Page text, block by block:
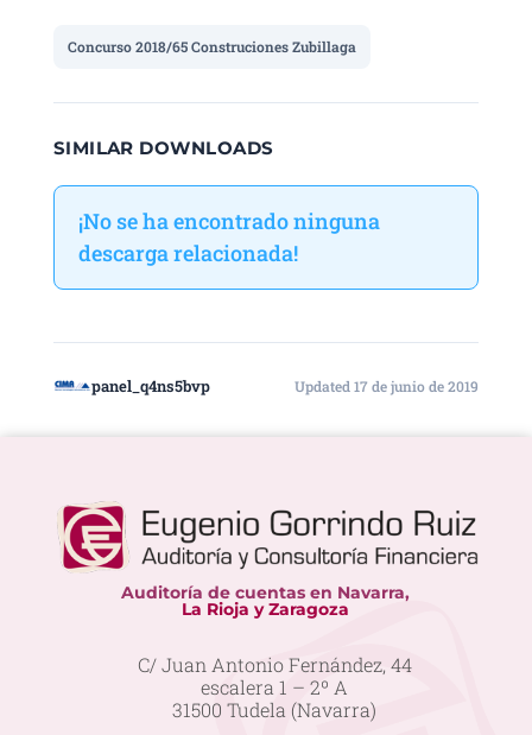
Concurso 2018/65 Construciones Zubillaga
SIMILAR DOWNLOADS
¡No se ha encontrado ninguna
descarga relacionada!
panel_q4ns5bvp Updated 17 de junio de 2019
Auditoría de cuentas en Navarra,
La Rioja y Zaragoza
C/ Juan Antonio Fernández, 44
escalera 1 – 2º A
31500 Tudela (Navarra)